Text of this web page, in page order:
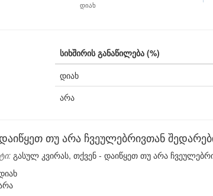
დიახ
სიხშირის განაწილება (%)
დიახ
არა
თუ არა ჩვეულებრივთან
გასულ კვირას, თქვენ - დაიწყეთ თუ არა